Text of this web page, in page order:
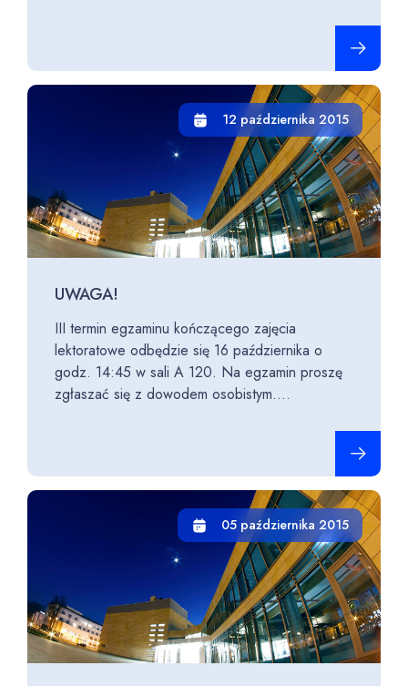
12 października 2015
UWAGA!
III termin egzaminu kończącego zajęcia
lektoratowe odbędzie się 16 października o
godz. 14:45 w sali A 120. Na egzamin proszę
zgłaszać się z dowodem osobistym....
05 października 2015